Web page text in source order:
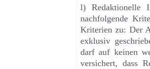
l) Redaktionelle
nachfolgende
Kriterien zu: Der
exklusiv
darf auf keinen
versichert, dass